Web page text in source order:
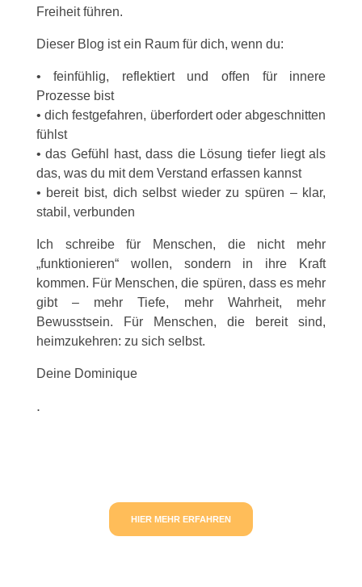
Freiheit führen.
Dieser Blog ist ein Raum für dich, wenn du:
• feinfühlig, reflektiert und offen für innere
Prozesse bist
• dich festgefahren, überfordert oder abgeschnitten
fühlst
• das Gefühl hast, dass die Lösung tiefer liegt als
das, was du mit dem Verstand erfassen kannst
• bereit bist, dich selbst wieder zu spüren – klar,
stabil, verbunden
Ich schreibe für Menschen, die nicht mehr
„funktionieren“ wollen, sondern in ihre Kraft
kommen. Für Menschen, die spüren, dass es mehr
gibt – mehr Tiefe, mehr Wahrheit, mehr
Bewusstsein. Für Menschen, die bereit sind,
heimzukehren: zu sich selbst.
Deine Dominique
.
HIER MEHR ERFAHREN